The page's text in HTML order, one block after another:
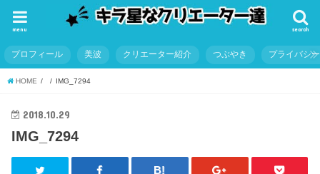
search
menu
プロフィール 美波 クリエーター紹介 つぶやき プライバシ
HOME IMG_7294
2018.10.29
IMG_7294